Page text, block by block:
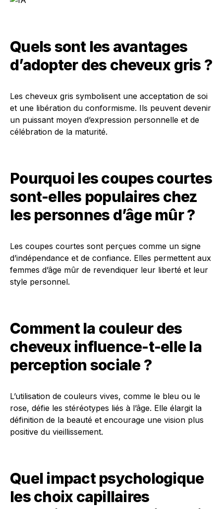
Quels sont les avantages
d’adopter des cheveux gris ?
Les cheveux gris symbolisent une acceptation de soi
et une libération du conformisme. Ils peuvent devenir
un puissant moyen d’expression personnelle et de
célébration de la maturité.
Pourquoi les coupes courtes
sont-elles populaires chez
les personnes d’âge mûr ?
Les coupes courtes sont perçues comme un signe
d’indépendance et de confiance. Elles permettent aux
femmes d’âge mûr de revendiquer leur liberté et leur
style personnel.
Comment la couleur des
cheveux influence-t-elle la
perception sociale ?
L’utilisation de couleurs vives, comme le bleu ou le
rose, défie les stéréotypes liés à l’âge. Elle élargit la
définition de la beauté et encourage une vision plus
positive du vieillissement.
Quel impact psychologique
les choix capillaires